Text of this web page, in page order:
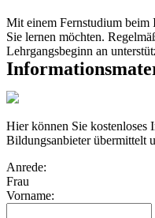
Mit einem Fernstudium beim
Sie lernen möchten.
Lehrgangsbeginn an
Hier können Sie kostenloses
Bildungsanbieter übermittelt
Anrede:
Frau
Vorname: